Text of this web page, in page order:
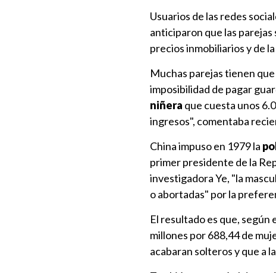
Usuarios de las redes
anticiparon que las
precios inmobiliarios y de
Muchas parejas tienen
imposibilidad de pagar
niñera que cuesta unos
ingresos", comentaba
China impuso en 1979 la
primer presidente de la
investigadora Ye, "la
o abortadas" por la
El resultado es que, según
millones por 688,44 de
acabaran solteros y que a